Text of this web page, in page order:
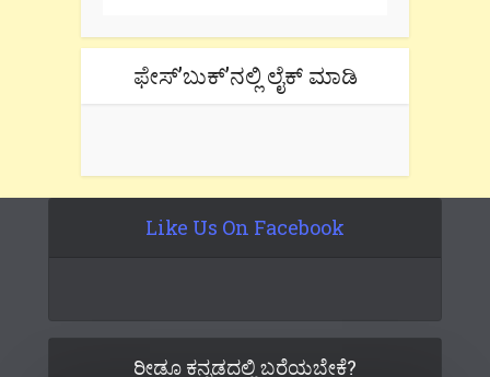
ಫೇಸ್’ಬುಕ್’ನಲ್ಲಿ ಲೈಕ್ ಮಾಡಿ
Like Us On Facebook
ರೀಡೂ ಕನ್ನಡದಲ್ಲಿ ಬರೆಯಬೇಕೆ?